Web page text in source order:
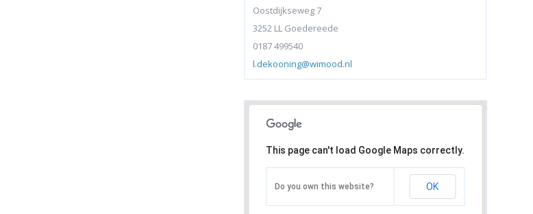
Oostdijkseweg 7
3252 LL Goedereede
0187 499540
l.dekooning@wimood.nl
This page can't load Google Maps correctly.
Do you own this website? OK